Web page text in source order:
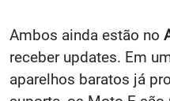
Ambos ainda estão no
receber updates. Em
aparelhos baratos já